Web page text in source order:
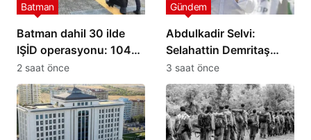
Batman dahil 30 ilde
IŞİD operasyonu: 104
şüpheli yakalandı
Batman
2 saat önce
Abdulkadir Selvi:
Selahattin Demritaş
yasadan
yararlanamayacak
Gündem
3 saat önce